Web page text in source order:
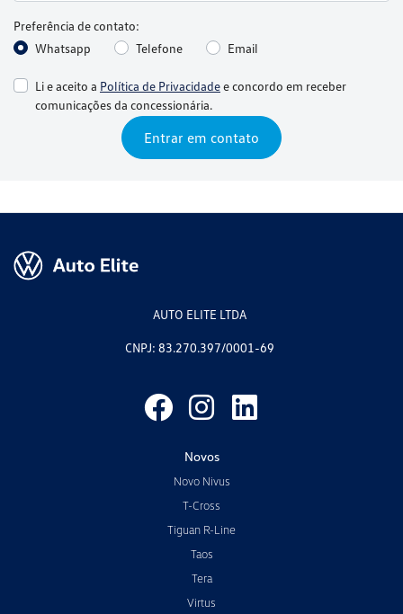
Preferência de contato:
Whatsapp
Telefone Email
Li e aceito a Política de Privacidadee concordo em receber
comunicações da concessionária.
Entrar em contato
AUTO ELITE LTDA
CNPJ: 83.270.397/0001-69
Novos
Novo Nivus
T-Cross
Tiguan R-Line
Taos
Tera
Virtus